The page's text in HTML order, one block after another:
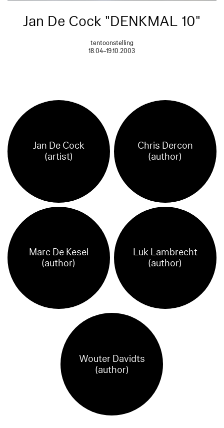
Jan De Cock "DENKMAL 10"
tentoonstelling
18.04–19.10.2003
Jan De Cock
(artist)
Chris Dercon
(author)
Marc De Kesel
(author)
Luk Lambrecht
(author)
Wouter Davidts
(author)